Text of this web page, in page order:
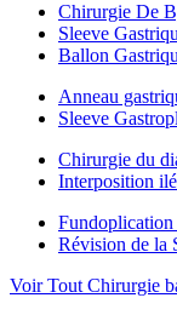
Chirurgie De
Sleeve
Ballon
Anneau
Sleeve
Chirurgie du
Interposition
Fundoplication
Révision de la
Voir Tout Chirurgie